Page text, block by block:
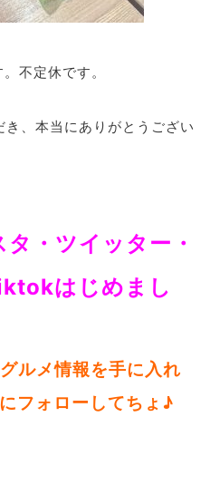
不定休です。
、本当にありがとうござい
・ツイッター・
はじめまし
ルメ情報を手に入れ
フォローしてちょ♪